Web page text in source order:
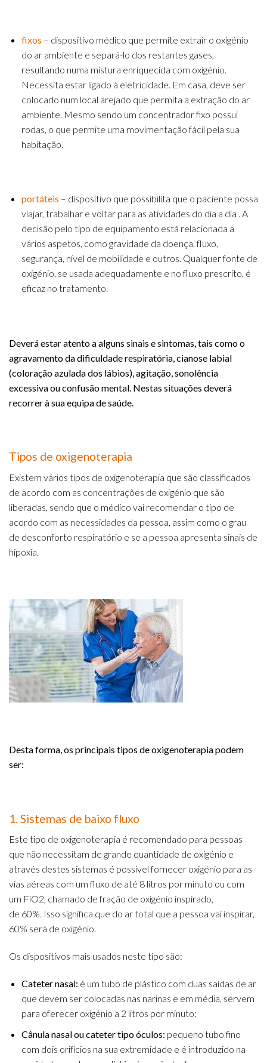
fixos – dispositivo médico que permite extrair o oxigénio
do ar ambiente e separá-lo dos restantes gases,
resultando numa mistura enriquecida com oxigénio.
Necessita estar ligado à eletricidade. Em casa, deve ser
colocado num local arejado que permita a extração do ar
ambiente. Mesmo sendo um concentrador fixo possui
rodas, o que permite uma movimentação fácil pela sua
habitação.
portáteis – dispositivo que possibilita que o paciente possa
viajar, trabalhar e voltar para as atividades do dia a dia . A
decisão pelo tipo de equipamento está relacionada a
vários aspetos, como gravidade da doença, fluxo,
segurança, nível de mobilidade e outros. Qualquer fonte de
oxigénio, se usada adequadamente e no fluxo prescrito, é
eficaz no tratamento.
Deverá estar atento a alguns sinais e sintomas, tais como o
agravamento da dificuldade respiratória, cianose labial
(coloração azulada dos lábios), agitação, sonolência
excessiva ou confusão mental. Nestas situações deverá
recorrer à sua equipa de saúde.
Tipos de oxigenoterapia
Existem vários tipos de oxigenoterapia que são classificados
de acordo com as concentrações de oxigénio que são
liberadas, sendo que o médico vai recomendar o tipo de
acordo com as necessidades da pessoa, assim como o grau
de desconforto respiratório e se a pessoa apresenta sinais de
hipoxia.
Desta forma, os principais tipos de oxigenoterapia podem
ser:
1. Sistemas de baixo fluxo
Este tipo de oxigenoterapia é recomendado para pessoas
que não necessitam de grande quantidade de oxigénio e
através destes sistemas é possível fornecer oxigénio para as
vias aéreas com um fluxo de até 8 litros por minuto ou com
um FiO2, chamado de fração de oxigénio inspirado,
de 60%. Isso significa que do ar total que a pessoa vai inspirar,
60% será de oxigénio.
Os dispositivos mais usados neste tipo são:
Cateter nasal: é um tubo de plástico com duas saídas de ar
que devem ser colocadas nas narinas e em média, servem
para oferecer oxigénio a 2 litros por minuto;
Cânula nasal ou cateter tipo óculos: pequeno tubo fino
com dois orifícios na sua extremidade e é introduzido na